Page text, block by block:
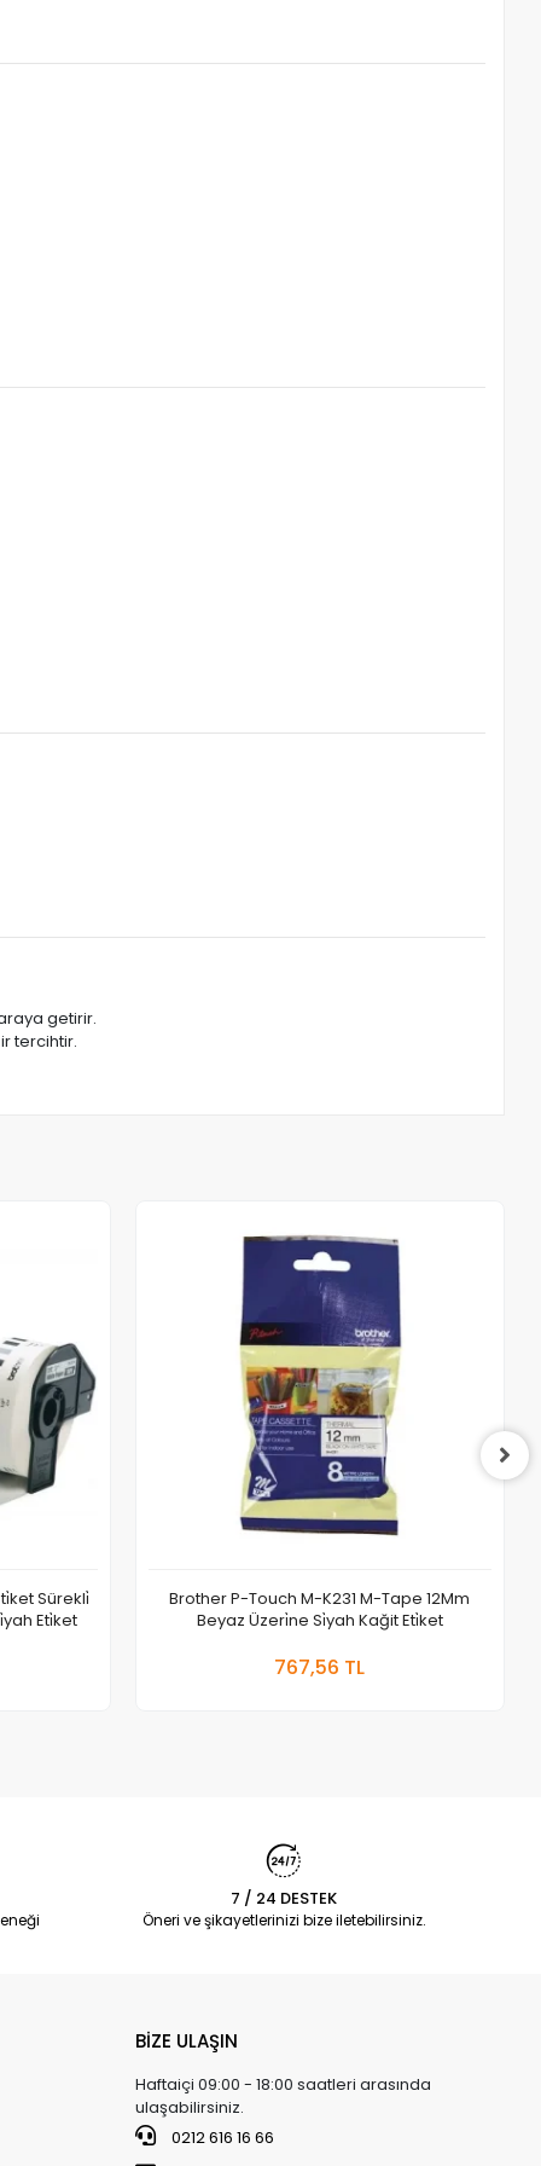
getirir.
tercihtir.
Sürekli̇
Eti̇ket
Brother P-Touch M-K231 M-Tape 12Mm
Beyaz Üzeri̇ne Si̇yah Kağit Eti̇ket
767,56 TL
7 / 24 DESTEK
Öneri ve şikayetlerinizi bize iletebilirsiniz.
BİZE ULAŞIN
Haftaiçi 09:00 - 18:00 saatleri arasında
ulaşabilirsiniz.
0212 616 16 66